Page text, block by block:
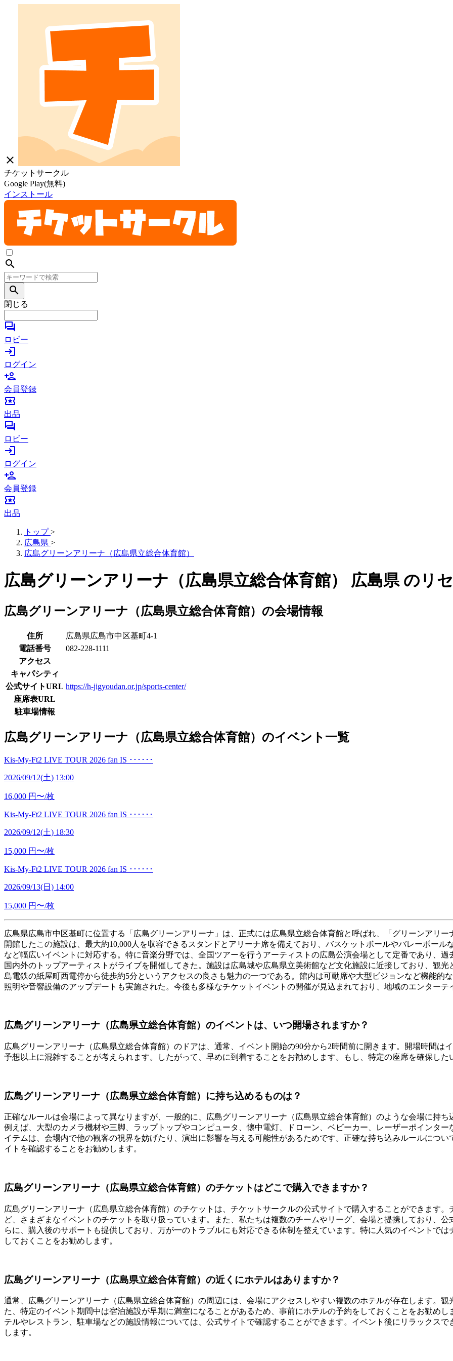
close
チケットサークル
Google Play(無料)
インストール
search
search
閉じる
forum
ロビー
login
ログイン
person_add
会員登録
local_activity
出品
forum
ロビー
login
ログイン
person_add
会員登録
local_activity
出品
トップ >
広島県 >
広島グリーンアリーナ（広島県立総合体育館）
広島グリーンアリーナ（広島県立総合体育館） 広島県 のリ
広島グリーンアリーナ（広島県立総合体育館）の会場情報
住所
広島県広島市中区基町4-1
電話番号
082-228-1111
アクセス
キャパシティ
公式サイトURL https://h-jigyoudan.or.jp/sports-center/
座席表URL
駐車場情報
広島グリーンアリーナ（広島県立総合体育館）のイベント一覧
Kis-My-Ft2 LIVE TOUR 2026 fan IS ･･････
2026/09/12(土) 13:00
16,000 円〜/枚
Kis-My-Ft2 LIVE TOUR 2026 fan IS ･･････
2026/09/12(土) 18:30
15,000 円〜/枚
Kis-My-Ft2 LIVE TOUR 2026 fan IS ･･････
2026/09/13(日) 14:00
15,000 円〜/枚
広島県広島市中区基町に位置する「広島グリーンアリーナ」は、正式には広島県立総合体育館と呼ばれ、「グリーンアリ
開館したこの施設は、最大約10,000人を収容できるスタンドとアリーナ席を備えており、バスケットボールやバレーボー
など幅広いイベントに対応する。特に音楽分野では、全国ツアーを行うアーティストの広島公演会場として定番であり、
国内外のトップアーティストがライブを開催してきた。施設は広島城や広島県立美術館など文化施設に近接しており、観
島電鉄の紙屋町西電停から徒歩約5分というアクセスの良さも魅力の一つである。館内は可動席や大型ビジョンなど機能的
照明や音響設備のアップデートも実施された。今後も多様なチケットイベントの開催が見込まれており、地域のエンターテ
広島グリーンアリーナ（広島県立総合体育館）のイベントは、いつ開場されますか？
広島グリーンアリーナ（広島県立総合体育館）のドアは、通常、イベント開始の90分から2時間前に開きます。開場時間は
予想以上に混雑することが考えられます。したがって、早めに到着することをお勧めします。もし、特定の座席を確保した
広島グリーンアリーナ（広島県立総合体育館）に持ち込めるものは？
正確なルールは会場によって異なりますが、一般的に、広島グリーンアリーナ（広島県立総合体育館）のような会場に持
例えば、大型のカメラ機材や三脚、ラップトップやコンピュータ、懐中電灯、ドローン、ベビーカー、レーザーポインタ
イテムは、会場内で他の観客の視界を妨げたり、演出に影響を与える可能性があるためです。正確な持ち込みルールにつ
イトを確認することをお勧めします。
広島グリーンアリーナ（広島県立総合体育館）のチケットはどこで購入できますか？
広島グリーンアリーナ（広島県立総合体育館）のチケットは、チケットサークルの公式サイトで購入することができます
ど、さまざまなイベントのチケットを取り扱っています。また、私たちは複数のチームやリーグ、会場と提携しており、
らに、購入後のサポートも提供しており、万が一のトラブルにも対応できる体制を整えています。特に人気のイベントで
しておくことをお勧めします。
広島グリーンアリーナ（広島県立総合体育館）の近くにホテルはありますか？
通常、広島グリーンアリーナ（広島県立総合体育館）の周辺には、会場にアクセスしやすい複数のホテルが存在します。
た、特定のイベント期間中は宿泊施設が早期に満室になることがあるため、事前にホテルの予約をしておくことをお勧め
テルやレストラン、駐車場などの施設情報については、公式サイトで確認することができます。イベント後にリラックス
します。